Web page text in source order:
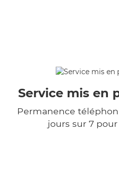
Service mis en
Permanence
jours sur 7